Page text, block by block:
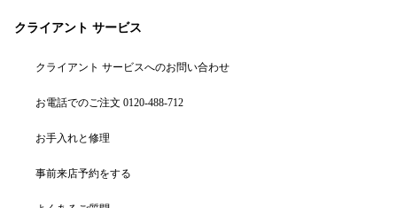
クライアント サービス
クライアント サービスへのお問い合わせ
お電話でのご注文 0120-488-712
お手入れと修理
事前来店予約をする